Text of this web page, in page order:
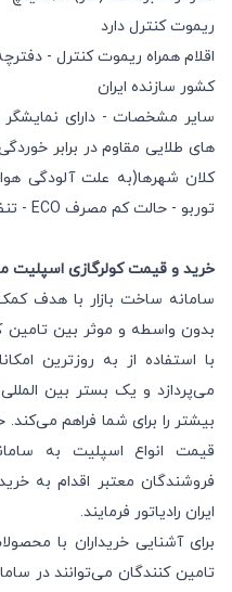
ریموت کنترل دارد
اقلام همراه ریموت کنترل -
کشور سازنده ایران
سایر مشخصات - دارای نمایشگر
های طلایی مقاوم در برابر
کلان شهرها(به علت آلودگی
توربو - حالت کم مصرف ECO - تنظیم ساعات کاری
خرید و قیمت کولرگازی اسپلیت مدل 24000 برند ایران
سامانه ساخت بازار با هدف کمک
بدون واسطه و موثر بین تامین
با استفاده از به روزترین
می‌پردازد و یک بستر بین
بیشتر را برای شما فراهم می‌کند.
قیمت انواع اسپلیت به
ایران رادیاتور فرمایند.
برای آشنایی خریداران با
تامین کنندگان می‌توانند در